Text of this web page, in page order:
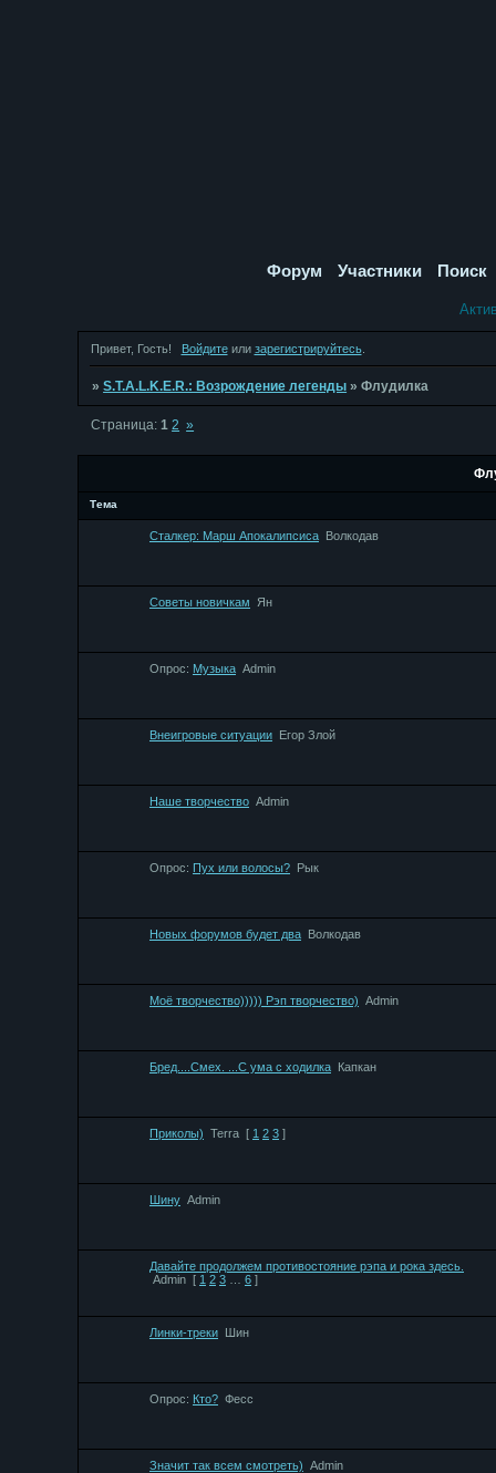
Форум Участники Поиск
Привет, Гость! Войдитеили зарегистрируйтесь.
»S.T.A.L.K.E.R.: Возрождение легенды »Флудилка
Страница:1 2 »
Тема
Сталкер: Марш Апокалипсиса Bолкодав
Советы новичкам Ян
Опрос: Музыка Admin
Внеигровые ситуации Егор Злой
Наше творчество Admin
Опрос: Пух или волосы? Рык
Новых форумов будет два Bолкодав
Моё творчество))))) Рэп творчество) Admin
Бред....Смех. ...С ума с ходилка Капкан
Приколы) Terra [ 1 2 3 ]
Шину Admin
Давайте продолжем противостояние рэпа и рока здесь.
Admin [ 1 2 3 6 ]
Линки-треки Шин
Опрос: Кто? Фесс
Значит так всем смотреть) Admin